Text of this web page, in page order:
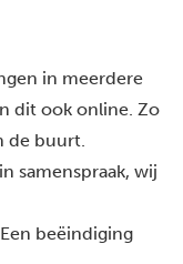
in meerdere
dit ook online. Zo
de buurt.
samenspraak, wij
beëindiging